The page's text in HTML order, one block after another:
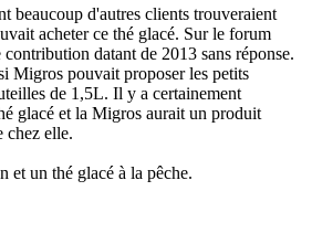
beaucoup d'autres clients trouveraient
acheter ce thé glacé. Sur le forum
datant de 2013 sans réponse.
Migros pouvait proposer les petits
de 1,5L. Il y a certainement
glacé et la Migros aurait un produit
chez elle.
et un thé glacé à la pêche.